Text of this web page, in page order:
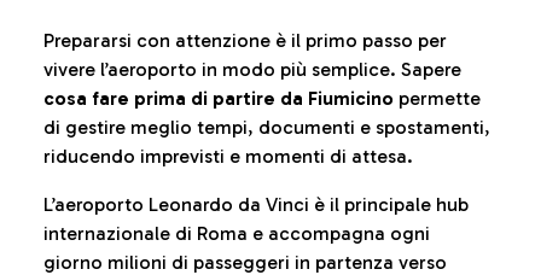
Prepararsi con attenzione è il primo passo per
vivere l’aeroporto in modo più semplice. Sapere
cosa fare prima di partire da Fiumicino permette
di gestire meglio tempi, documenti e spostamenti,
riducendo imprevisti e momenti di attesa.
L’aeroporto Leonardo da Vinci è il principale hub
internazionale di Roma e accompagna ogni
giorno milioni di passeggeri in partenza verso